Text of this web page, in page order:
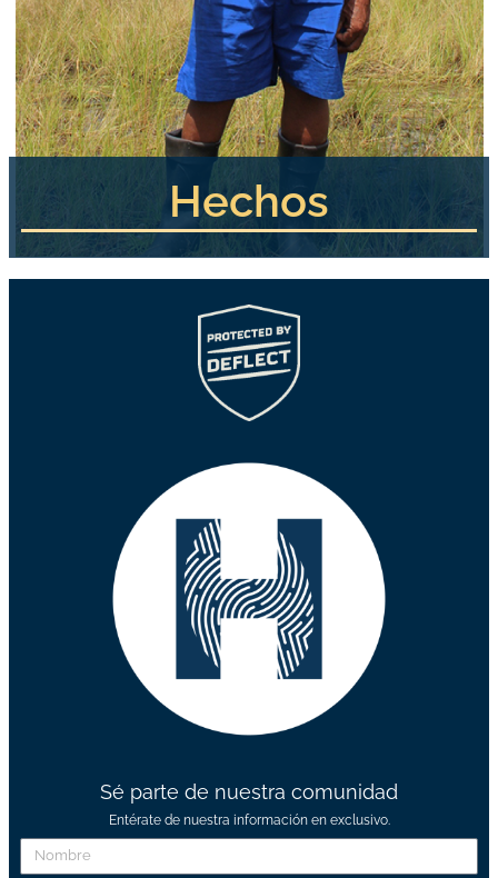
Hechos
Sé parte de nuestra comunidad
Entérate de nuestra información en exclusivo.